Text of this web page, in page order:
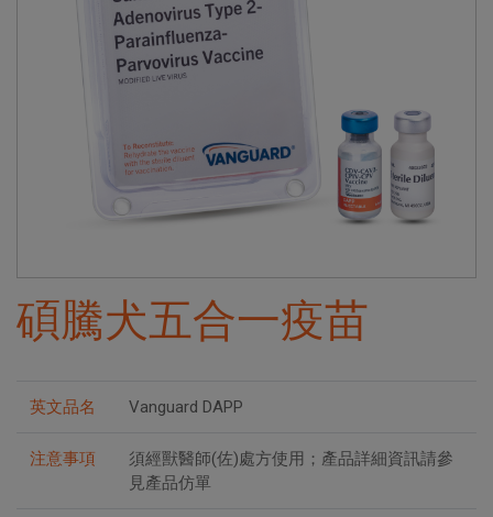
碩騰犬五合一疫苗
英文品名 Vanguard DAPP
注意事項
須經獸醫師(佐)處方使用；產品詳細資訊請參
見產品仿單